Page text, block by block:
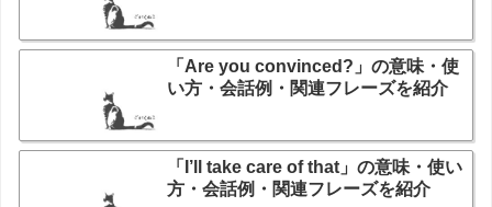
「Are you convinced?」の意味・使
い方・会話例・関連フレーズを紹介
「I’ll take care of that」の意味・使い
方・会話例・関連フレーズを紹介